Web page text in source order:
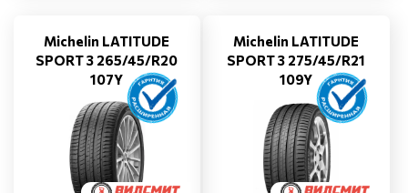
Michelin LATITUDE
SPORT 3 265/45/R20
107Y
Michelin LATITUDE
SPORT 3 275/45/R21
109Y